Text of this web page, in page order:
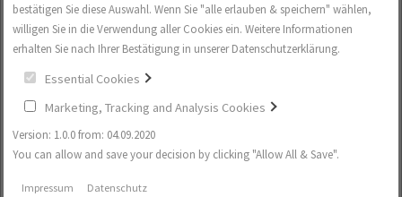
bestätigen Sie diese Auswahl. Wenn Sie "alle erlauben & speichern" wählen,
willigen Sie in die Verwendung aller Cookies ein. Weitere Informationen
erhalten Sie nach Ihrer Bestätigung in unserer Datenschutzerklärung.
Essential Cookies
Marketing, Tracking and Analysis Cookies
Version: 1.0.0 from: 04.09.2020
You can allow and save your decision by clicking "Allow All & Save".
Impressum Datenschutz